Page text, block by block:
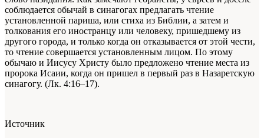
соблюдается обычай в синагогах предлагать чтение
установленной париша, или стиха из Библии, а затем и
толкования его иностранцу или человеку, пришедшему из
другого города, и только когда он отказывается от этой чести,
то чтение совершается установленным лицом. По этому
обычаю и Иисусу Христу было предложено чтение места из
пророка Исаии, когда он пришел в первый раз в Назаретскую
синагогу. (Лк. 4:16–17).
Источник